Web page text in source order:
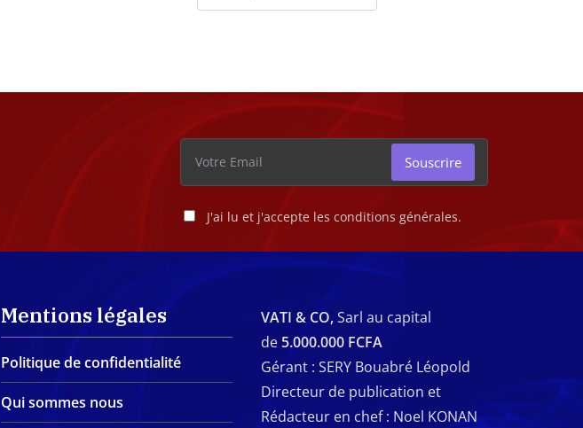
J'ai lu et j'accepte les conditions générales.
Souscrire
Mentions légales
Politique de confidentialité
Qui sommes nous
VATI & CO,Sarl au capital
de 5.000.000 FCFA
Gérant : SERY Bouabré Léopold
Directeur de publication et
Rédacteur en chef : Noel KONAN